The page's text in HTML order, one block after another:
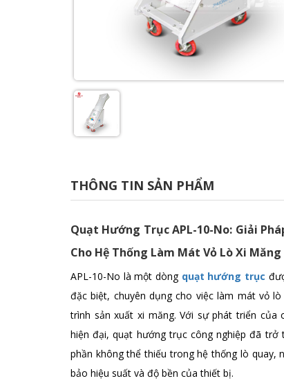
THÔNG TIN SẢN PHẨM
Quạt Hướng Trục APL-10-No: Giải
Cho Hệ Thống Làm Mát Vỏ Lò Xi Măng
APL-10-No là một dòng quạt hướng trục
đặc biệt, chuyên dụng cho việc làm mát vỏ
trình sản xuất xi măng. Với sự phát triển của
hiện đại, quạt hướng trục công nghiệp đã trở
phần không thể thiếu trong hệ thống lò quay,
bảo hiệu suất và độ bền của thiết bị.